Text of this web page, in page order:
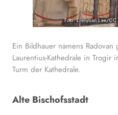
Foto: Lienyuan Lee/
Ein Bildhauer namens
Laurentius-Kathe­drale in
Turm der Kathedrale.
Alte Bischofsstadt